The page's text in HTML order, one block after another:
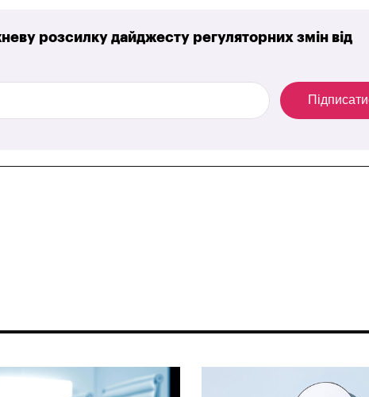
розсилку дайджесту регуляторних змін від